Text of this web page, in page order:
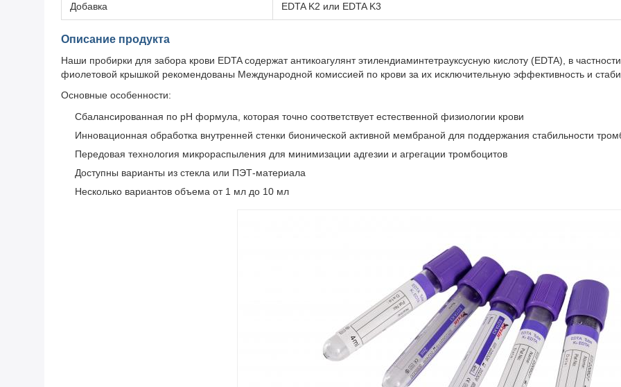
Добавка EDTA K2 или EDTA K3
Описание продукта
Наши пробирки для забора крови EDTA содержат антикоагулянт этилендиаминтетрауксусную кислоту (EDTA), в
фиолетовой крышкой рекомендованы Международной комиссией по крови за их исключительную эффективность и
Основные особенности:
Сбалансированная по pH формула, которая точно соответствует естественной физиологии крови
Инновационная обработка внутренней стенки бионической активной мембраной для поддержания стабильности
Передовая технология микрораспыления для минимизации адгезии и агрегации тромбоцитов
Доступны варианты из стекла или ПЭТ-материала
Несколько вариантов объема от 1 мл до 10 мл